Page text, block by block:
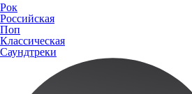
Рок
Российская
Поп
Классическая
Саундтреки